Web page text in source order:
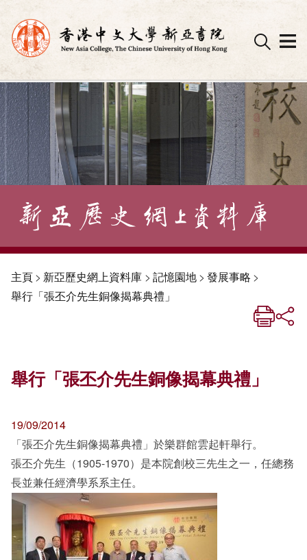
Skip
to
content
主頁> 新亞歷史網上資料庫 > 記憶園地> 發展事略 >
舉行「張丕介先生銅像揭幕典禮」
舉行「張丕介先生銅像揭幕典禮」
19/09/2014
「張丕介先生銅像揭幕典禮」於樂群館雲起軒舉行。
張丕介先生（1905-1970）是本院創校三先生之一，任總務
長並兼任經濟學系系主任。